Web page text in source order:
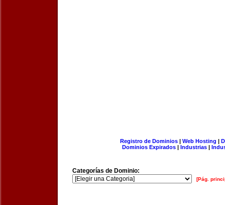
Registro de Dominios| Web Hosting |
Dominios Expirados | Industrias |
Categorías de Dominio:
[Pág.